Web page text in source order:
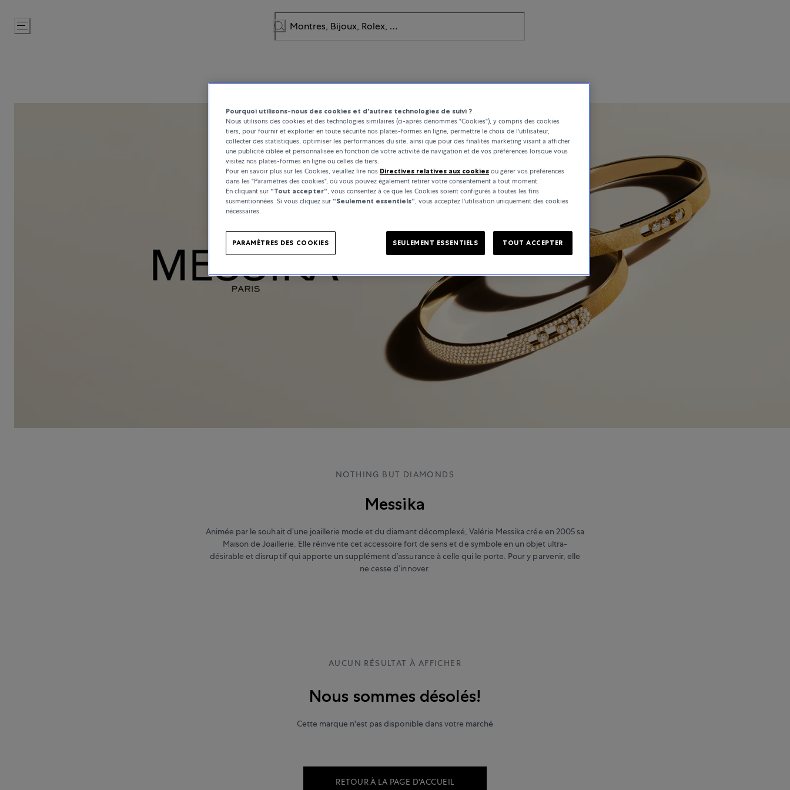
Passer
au
NOTHING BUT DIAMONDS
Messika
Animée par le souhait d’une joaillerie mode et du diamant décomplexé, Valérie Messika crée en 2005 sa
Maison de Joaillerie. Elle réinvente cet accessoire fort de sens et de symbole en un objet ultra-
désirable et disruptif qui apporte un supplément d’assurance à celle qui le porte. Pour y parvenir, elle
ne cesse d’innover.
AUCUN RÉSULTAT À AFFICHER
Nous sommes désolés!
Cette marque n'est pas disponible dans votre marché
RETOUR À LA PAGE D'ACCUEIL
Pourquoi utilisons-nous des cookies et d'autres technologies de suivi ?
Nous utilisons des cookies et des technologies similaires (ci-après dénommés "Cookies"), y compris des cookies
tiers, pour fournir et exploiter en toute sécurité nos plates-formes en ligne, permettre le choix de l'utilisateur,
collecter des statistiques, optimiser les performances du site, ainsi que pour des finalités marketing visant à afficher
une publicité ciblée et personnalisée en fonction de votre activité de navigation et de vos préférences lorsque vous
visitez nos plates-formes en ligne ou celles de tiers.
Pour en savoir plus sur les Cookies, veuillez lire nos Directives relatives aux cookies ou gérer vos préférences
dans les "Paramètres des cookies", où vous pouvez également retirer votre consentement à tout moment.
En cliquant sur “Tout accepter“ , vous consentez à ce que les Cookies soient configurés à toutes les fins
susmentionnées. Si vous cliquez sur “Seulement essentiels” , vous acceptez l'utilisation uniquement des cookies
nécessaires.
PARAMÈTRES DES COOKIES SEULEMENT ESSENTIELS TOUT ACCEPTER